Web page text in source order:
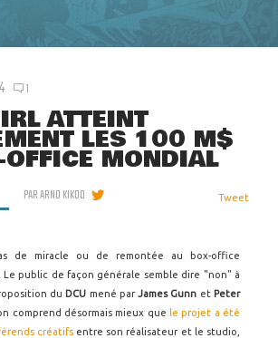
1
ATTEINT
LES 100 M$
MONDIAL
PARARNO KIKOO Tweet
de miracle ou de remontée au box-office
. Le public de façon générale semble dire "non" à
du DCU mené parJames Gunn et Peter
comprend désormais mieux que le projet a été
créatifsentre son réalisateur et le studio,